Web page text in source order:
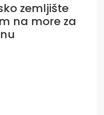
zemljište
na more za